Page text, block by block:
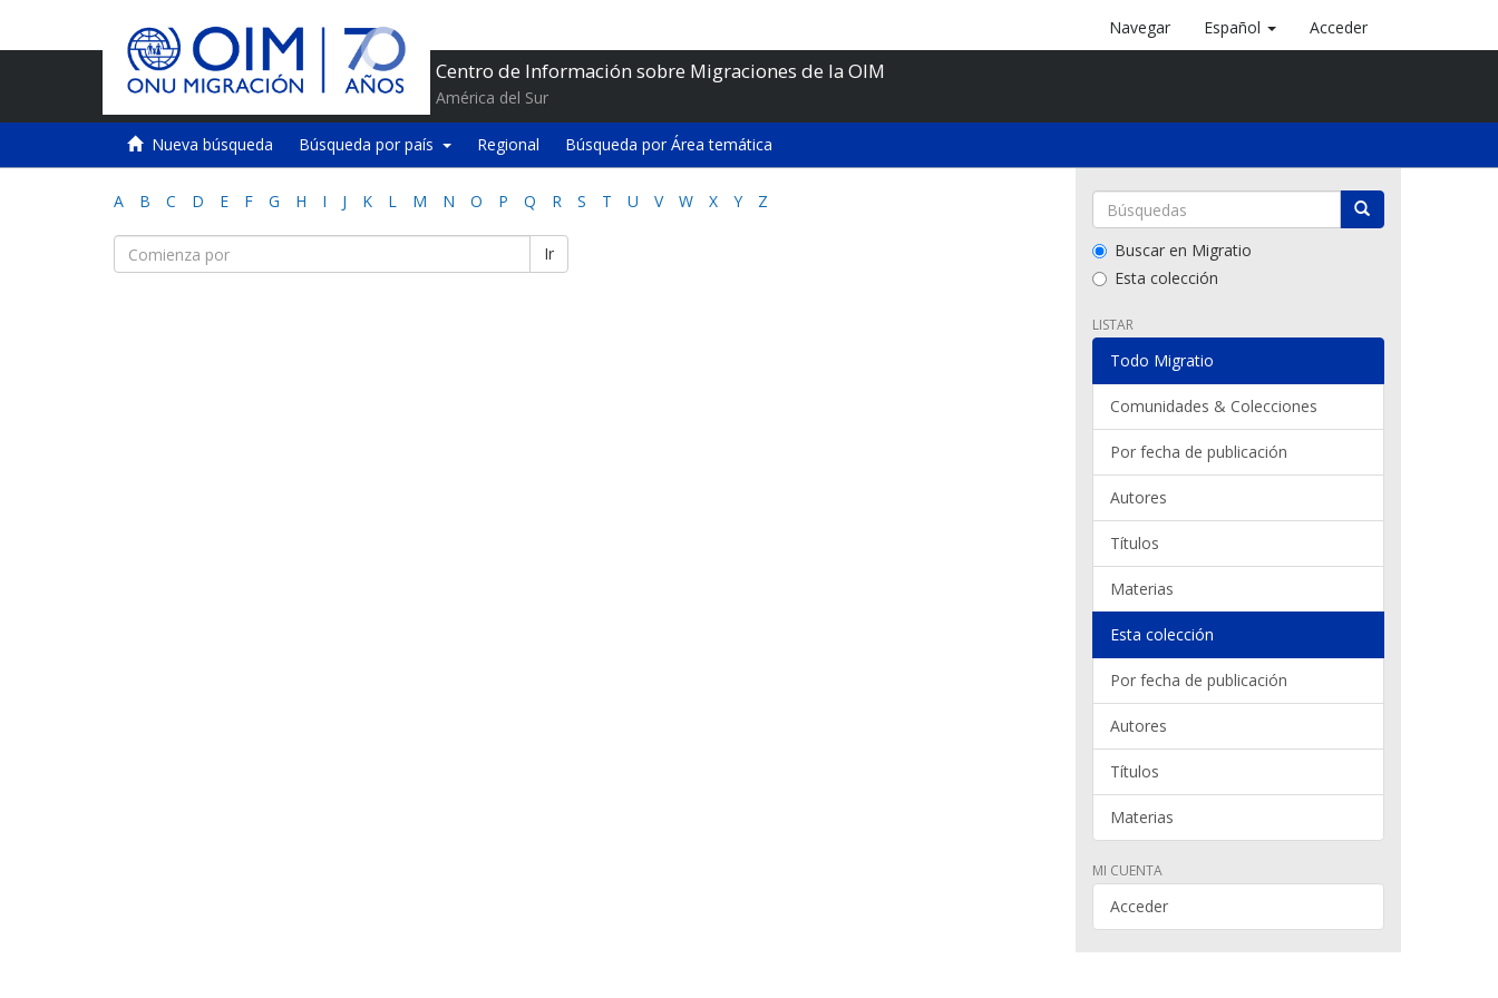
Centro de Información sobre Migraciones de la OIM
América del Sur
Navegar Español Acceder
Nueva búsqueda Búsqueda por país Regional Búsqueda por Área temática
A B C D E F G H I J K L M N O P Q R S T U V W X Y Z
Ir
Buscar en Migratio
Esta colección
LISTAR
Todo Migratio
Comunidades & Colecciones
Por fecha de publicación
Autores
Títulos
Materias
Esta colección
Por fecha de publicación
Autores
Títulos
Materias
MI CUENTA
Acceder